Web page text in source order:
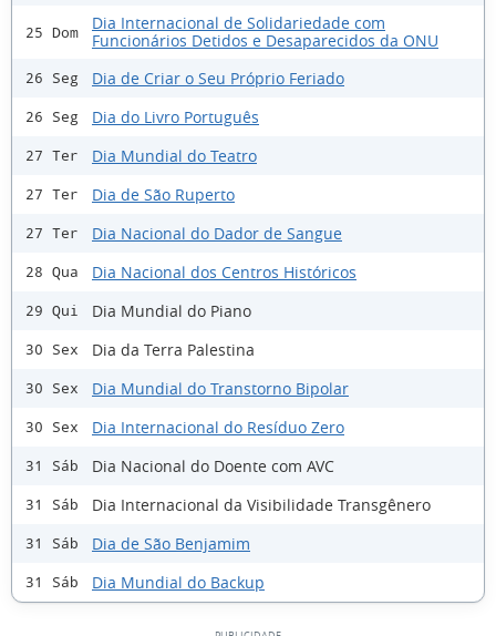
25 Dom
Dia Internacional de Solidariedade com
Funcionários Detidos e Desaparecidos da ONU
26 Seg Dia de Criar o Seu Próprio Feriado
26 Seg Dia do Livro Português
27 Ter Dia Mundial do Teatro
27 Ter Dia de São Ruperto
27 Ter Dia Nacional do Dador de Sangue
28 Qua Dia Nacional dos Centros Históricos
29 Qui Dia Mundial do Piano
30 Sex Dia da Terra Palestina
30 Sex Dia Mundial do Transtorno Bipolar
30 Sex Dia Internacional do Resíduo Zero
31 Sáb Dia Nacional do Doente com AVC
31 Sáb Dia Internacional da Visibilidade Transgênero
31 Sáb Dia de São Benjamim
31 Sáb Dia Mundial do Backup